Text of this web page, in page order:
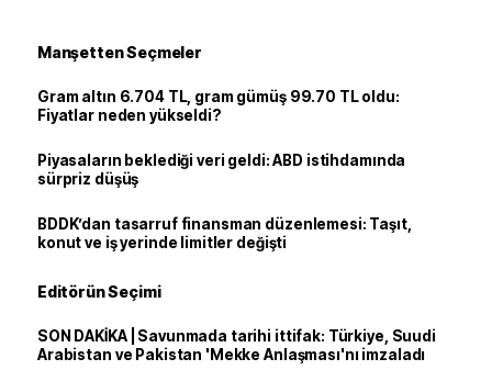
Manşetten Seçmeler
Gram altın 6.704 TL, gram gümüş 99.70 TL oldu:
Fiyatlar neden yükseldi?
Piyasaların beklediği veri geldi: ABD istihdamında
sürpriz düşüş
BDDK’dan tasarruf finansman düzenlemesi: Taşıt,
konut ve iş yerinde limitler değişti
Editörün Seçimi
SON DAKİKA | Savunmada tarihi ittifak: Türkiye, Suudi
Arabistan ve Pakistan 'Mekke Anlaşması'nı imzaladı